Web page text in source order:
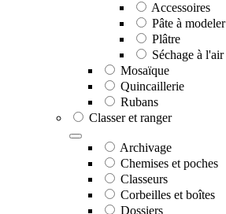
Accessoires
Pâte à modeler
Plâtre
Séchage à l'air
Mosaïque
Quincaillerie
Rubans
Classer et ranger
Archivage
Chemises et poches
Classeurs
Corbeilles et boîtes
Dossiers